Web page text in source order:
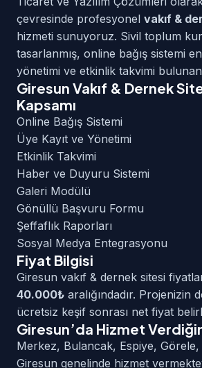
çevresinde profesyonel vakıf &
hizmeti sunuyoruz. Sivil toplum
tasarlanmış, online bağış sistemi
yönetimi ve etkinlik takvimi
Giresun Vakıf & Dernek
Kapsamı
Online Bağış Sistemi
Üye Kayıt ve Yönetimi
Etkinlik Takvimi
Haber ve Duyuru Sistemi
Galeri Modülü
Gönüllü Başvuru Formu
Şeffaflık Raporları
Sosyal Medya Entegrasyonu
Fiyat Bilgisi
Giresun vakıf & dernek sitesi
40.000₺ aralığındadır. Projenizin
ücretsiz keşif sonrası net fiyat
Giresun’da Hizmet
Merkez, Bulancak, Espiye,
Giresun genelinde hizmet